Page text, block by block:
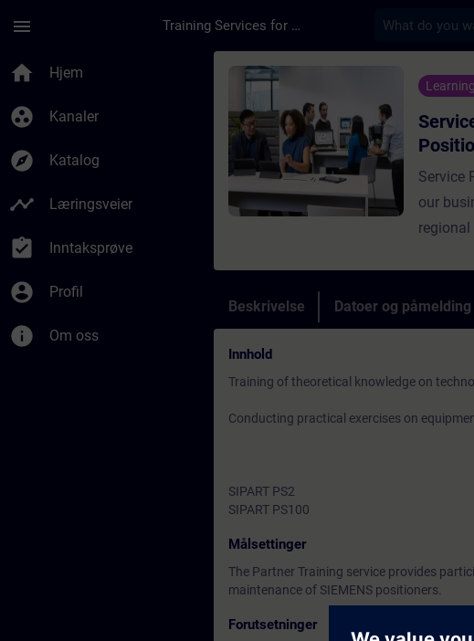
menu Training Services for Digital Industries
home Hjem
group_work Kanaler
explore Katalog
timeline Læringsveier
assignment_turned_in Inntaksprøve
account_circle Profil
info Om oss
Kurs - Service Training
Service
our
Beskrivelse Datoer og påmelding
Innhold
Training of theoretical knowledge on
Conducting practical exercises on
SIPART PS2
SIPART PS100
Målsettinger
The Partner Training service provides
maintenance of SIEMENS positioners.
Forutsetninger